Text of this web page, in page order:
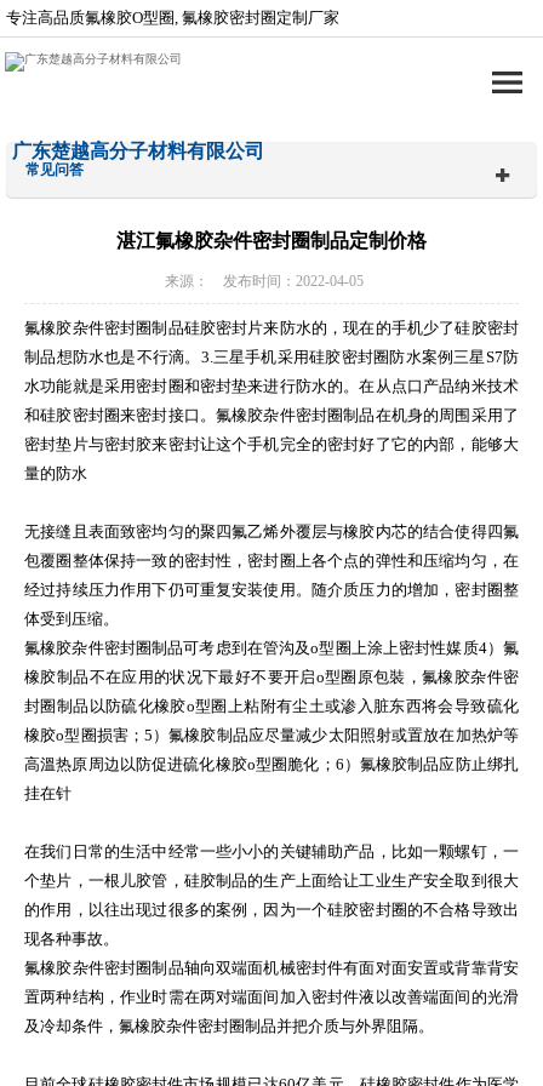
专注高品质氟橡胶O型圈, 氟橡胶密封圈定制厂家
广东楚越高分子材料有限公司
常见问答
湛江氟橡胶杂件密封圈制品定制价格
来源： 发布时间：2022-04-05
氟橡胶杂件密封圈制品硅胶密封片来防水的，现在的手机少了硅胶密封
制品想防水也是不行滴。3.三星手机采用硅胶密封圈防水案例三星S7防
水功能就是采用密封圈和密封垫来进行防水的。在从点口产品纳米技术
和硅胶密封圈来密封接口。氟橡胶杂件密封圈制品在机身的周围采用了
密封垫片与密封胶来密封让这个手机完全的密封好了它的内部，能够大
量的防水
无接缝且表面致密均匀的聚四氟乙烯外覆层与橡胶内芯的结合使得四氟
包覆圈整体保持一致的密封性，密封圈上各个点的弹性和压缩均匀，在
经过持续压力作用下仍可重复安装使用。随介质压力的增加，密封圈整
体受到压缩。
氟橡胶杂件密封圈制品可考虑到在管沟及o型圈上涂上密封性媒质4）氟
橡胶制品不在应用的状况下最好不要开启o型圈原包裝，氟橡胶杂件密
封圈制品以防硫化橡胶o型圈上粘附有尘土或渗入脏东西将会导致硫化
橡胶o型圈损害；5）氟橡胶制品应尽量减少太阳照射或置放在加热炉等
高溫热原周边以防促进硫化橡胶o型圈脆化；6）氟橡胶制品应防止绑扎
挂在针
在我们日常的生活中经常一些小小的关键辅助产品，比如一颗螺钉，一
个垫片，一根儿胶管，硅胶制品的生产上面给让工业生产安全取到很大
的作用，以往出现过很多的案例，因为一个硅胶密封圈的不合格导致出
现各种事故。
氟橡胶杂件密封圈制品轴向双端面机械密封件有面对面安置或背靠背安
置两种结构，作业时需在两对端面间加入密封件液以改善端面间的光滑
及冷却条件，氟橡胶杂件密封圈制品并把介质与外界阻隔。